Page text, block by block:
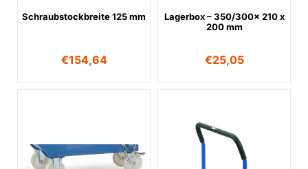
Schraubstockbreite 125 mm
€154,64
Lagerbox – 350/300x 210 x
200 mm
€25,05